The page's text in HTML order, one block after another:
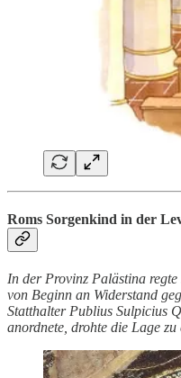
Roms Sorgenkind in der
In der Provinz Palästina
von Beginn an Widerstand
Statthalter Publius Sulpicius
anordnete, drohte die Lage zu